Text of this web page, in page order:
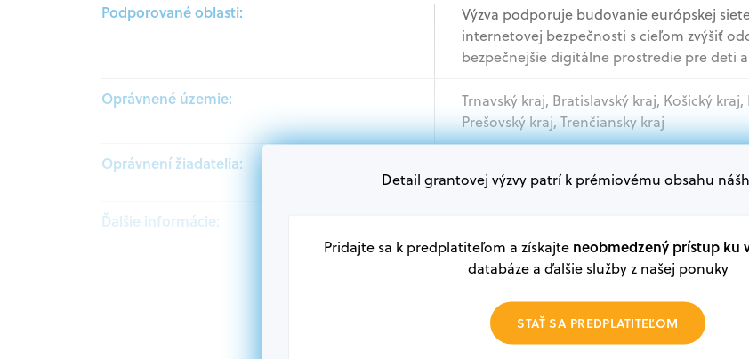
Podporované oblasti:
Výzva podporuje budovanie európskej
internetovej bezpečnosti s cieľom zvýšiť
bezpečnejšie digitálne prostredie pre deti
Oprávnené územie:
Trnavský kraj, Bratislavský kraj, Košický
Prešovský kraj, Trenčiansky kraj
Oprávnení žiadatelia:
Akademický sektor, Mimovládne
Ďalšie informácie:
V databáze grantov a dotácií na portáli
plánu obnovy a ďalších zdrojov.
Oprávnení partneri:
Akákoľvek právnická osoba, t. j. verejný
ako aj mimovládne organizácie zriadené
Detail grantovej výzvy patrí k prémiovému obsahu
Pridajte sa k predplatiteľom a získajte neobmedzený prístup ku
databáze a ďalšie služby z našej ponuky
STAŤ SA PREDPLATITEĽOM